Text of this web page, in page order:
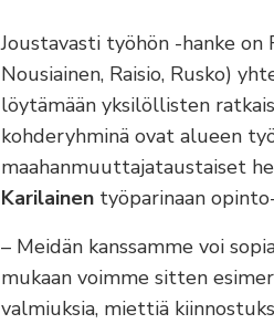
Joustavasti työhön -hanke on
Nousiainen, Raisio, Rusko)
löytämään yksilöllisten
kohderyhminä ovat alueen
maahanmuuttajataustaiset
Karilainen työparinaan
– Meidän kanssamme voi
mukaan voimme sitten
valmiuksia, miettiä